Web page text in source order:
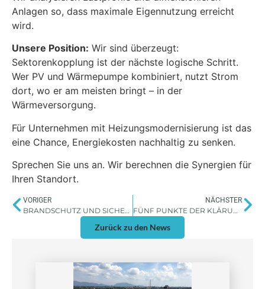
Anlagen so, dass maximale Eigennutzung erreicht
wird.
Unsere Position: Wir sind überzeugt:
Sektorenkopplung ist der nächste logische Schritt.
Wer PV und Wärmepumpe kombiniert, nutzt Strom
dort, wo er am meisten bringt – in der
Wärmeversorgung.
Für Unternehmen mit Heizungsmodernisierung ist das
eine Chance, Energiekosten nachhaltig zu senken.
Sprechen Sie uns an. Wir berechnen die Synergien für
Ihren Standort.
VORIGER
BRANDSCHUTZ UND SICHERHEIT BEI SOLARCARPORTS
NÄCHSTER
FÜNF PUNKTE DER KLÄRUNG
Zurück zu den News